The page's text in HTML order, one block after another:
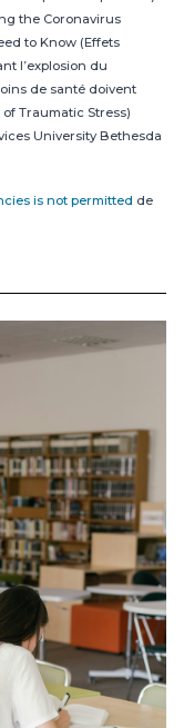
the Coronavirus
to Know (Effets
l’explosion du
de santé doivent
Traumatic Stress)
University Bethesda
is not permitted de
à mal la
d’un système
voire à…